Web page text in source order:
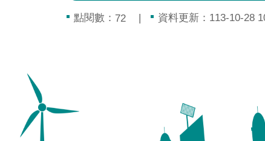
點閱數： 72 資料更新：113-10-28